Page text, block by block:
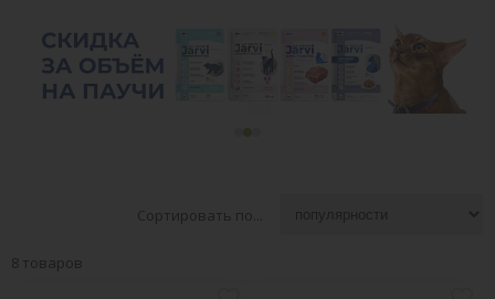
Сортировать по...
8 товаров